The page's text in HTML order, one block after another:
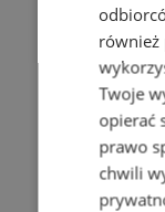
również
Twoje
opierać
prawo
chwili